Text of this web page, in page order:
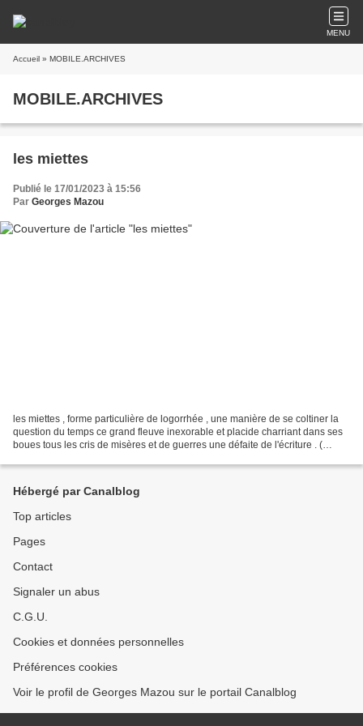
MENU
Accueil » MOBILE.ARCHIVES
MOBILE.ARCHIVES
les miettes
Publié le 17/01/2023 à 15:56
Par Georges Mazou
les miettes , forme particulière de logorrhée , une manière de se coltiner la
question du temps ce grand fleuve inexorable et placide charriant dans ses
boues tous les cris de misères et de guerres une défaite de l'écriture . (
Hébergé par Canalblog
Top articles
Pages
Contact
Signaler un abus
C.G.U.
Cookies et données personnelles
Préférences cookies
Voir le profil de Georges Mazou sur le portail Canalblog